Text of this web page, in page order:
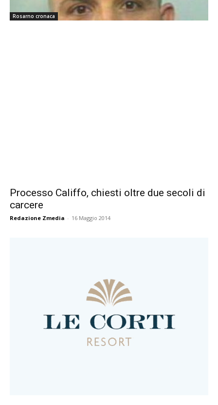
Rosarno cronaca
Processo Califfo, chiesti oltre due secoli di
carcere
Redazione Zmedia - 16 Maggio 2014